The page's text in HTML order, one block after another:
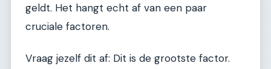
geldt. Het hangt echt af van een paar
cruciale factoren.
Vraag jezelf dit af: Dit is de grootste factor.